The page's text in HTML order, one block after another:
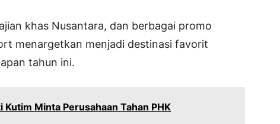
khas Nusantara, dan berbagai promo
menargetkan menjadi destinasi favorit
tahun ini.
Kutim Minta Perusahaan Tahan PHK